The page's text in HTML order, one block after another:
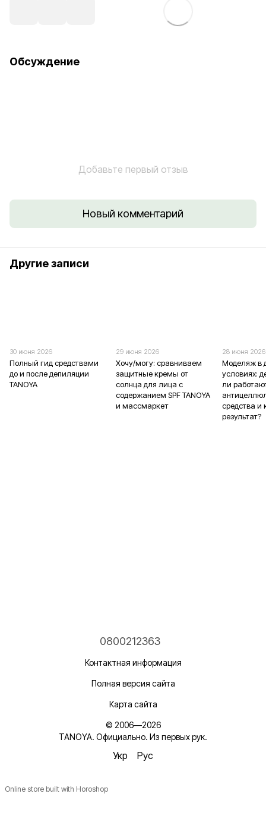
Обсуждение
Добавьте первый отзыв
Новый комментарий
Другие записи
30 июня 2026
Полный гид средствами
до и после депиляции
TANOYA
29 июня 2026
Хочу/могу: сравниваем
защитные кремы от
солнца для лица с
содержанием SPF TANOYA
и массмаркет
28 июня 2026
Моделяж в
условиях:
ли
средства и
результат?
0800212363
Контактная информация
Полная версия сайта
Карта сайта
© 2006—2026
TANOYA. Официально. Из первых рук.
Укр Рус
Online store built with Horoshop